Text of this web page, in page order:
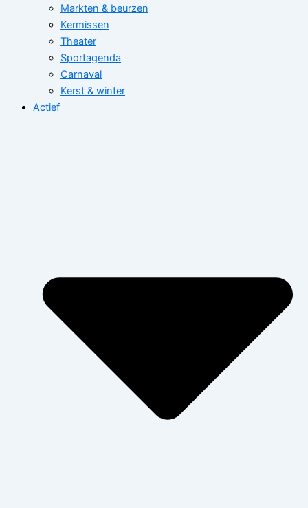
Markten & beurzen
Kermissen
Theater
Sportagenda
Carnaval
Kerst & winter
Actief